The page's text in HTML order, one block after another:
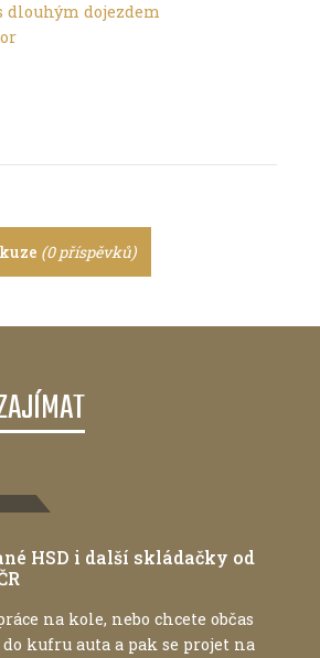
dojezdem
(0 příspěvků)
HSD i další skládačky od
na kole, nebo chcete občas
kufru auta a pak se projet na